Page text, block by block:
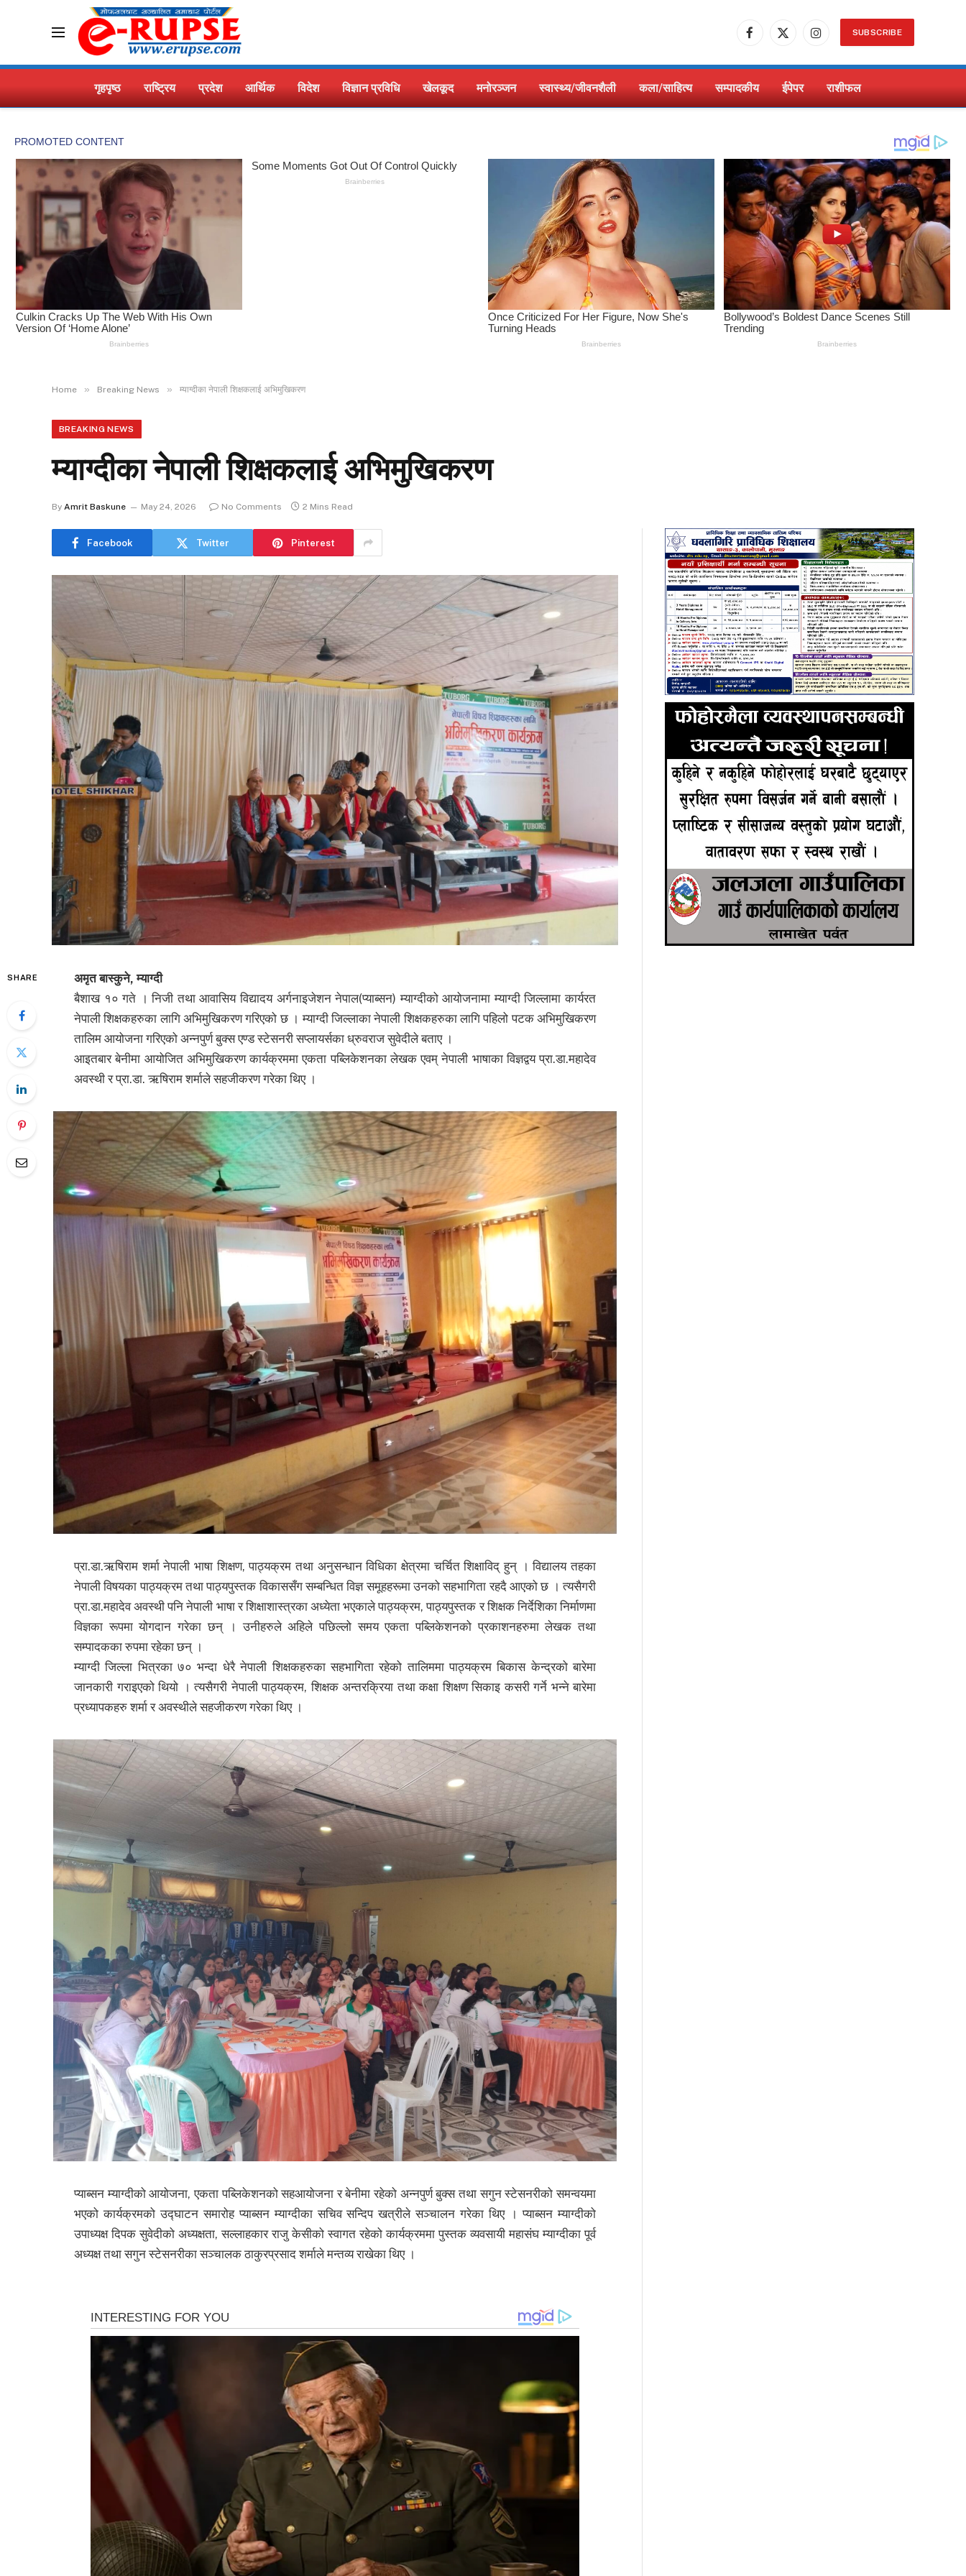
Facebook
X
Instagram
SUBSCRIBE
गृहपृष्ठ राष्ट्रिय प्रदेश आर्थिक विदेश विज्ञान प्रविधि खेलकूद मनोरञ्जन स्वास्थ्य/जीवनशैली कला/साहित्य सम्पादकीय ईपेपर राशीफल
Home » Breaking News » म्याग्दीका नेपाली शिक्षकलाई अभिमुखिकरण
BREAKING NEWS
म्याग्दीका नेपाली शिक्षकलाई अभिमुखिकरण
By Amrit Baskune May 24, 2026 No Comments 2 Mins Read
Facebook Twitter Pinterest
SHARE
अमृत बास्कुने, म्याग्दी
बैशाख १० गते । निजी तथा आवासिय विद्यादय अर्गनाइजेशन नेपाल(प्याब्सन) म्याग्दीको आयोजनामा म्याग्दी जिल्लामा कार्यरत
नेपाली शिक्षकहरुका लागि अभिमुखिकरण गरिएको छ । म्याग्दी जिल्लाका नेपाली शिक्षकहरुका लागि पहिलो पटक अभिमुखिकरण
तालिम आयोजना गरिएको अन्नपुर्ण बुक्स एण्ड स्टेसनरी सप्लायर्सका ध्रुवराज सुवेदीले बताए ।
आइतबार बेनीमा आयोजित अभिमुखिकरण कार्यक्रममा एकता पब्लिकेशनका लेखक एवम् नेपाली भाषाका विज्ञद्वय प्रा.डा.महादेव
अवस्थी र प्रा.डा. ऋषिराम शर्माले सहजीकरण गरेका थिए ।
प्रा.डा.ऋषिराम शर्मा नेपाली भाषा शिक्षण, पाठ्यक्रम तथा अनुसन्धान विधिका क्षेत्रमा चर्चित शिक्षाविद् हुन् । विद्यालय तहका
नेपाली विषयका पाठ्यक्रम तथा पाठ्यपुस्तक विकाससँग सम्बन्धित विज्ञ समूहहरूमा उनको सहभागिता रहदै आएको छ । त्यसैगरी
प्रा.डा.महादेव अवस्थी पनि नेपाली भाषा र शिक्षाशास्त्रका अध्येता भएकाले पाठ्यक्रम, पाठ्यपुस्तक र शिक्षक निर्देशिका निर्माणमा
विज्ञका रूपमा योगदान गरेका छन् । उनीहरुले अहिले पछिल्लो समय एकता पब्लिकेशनको प्रकाशनहरुमा लेखक तथा
सम्पादकका रुपमा रहेका छन् ।
म्याग्दी जिल्ला भित्रका ७० भन्दा धेरै नेपाली शिक्षकहरुका सहभागिता रहेको तालिममा पाठ्यक्रम बिकास केन्द्रको बारेमा
जानकारी गराइएको थियो । त्यसैगरी नेपाली पाठ्यक्रम, शिक्षक अन्तरक्रिया तथा कक्षा शिक्षण सिकाइ कसरी गर्ने भन्ने बारेमा
प्रध्यापकहरु शर्मा र अवस्थीले सहजीकरण गरेका थिए ।
प्याब्सन म्याग्दीको आयोजना, एकता पब्लिकेशनको सहआयोजना र बेनीमा रहेको अन्नपुर्ण बुक्स तथा सगुन स्टेसनरीको समन्वयमा
भएको कार्यक्रमको उद्घाटन समारोह प्याब्सन म्याग्दीका सचिव सन्दिप खत्रीले सञ्चालन गरेका थिए । प्याब्सन म्याग्दीको
उपाध्यक्ष दिपक सुवेदीको अध्यक्षता, सल्लाहकार राजु केसीको स्वागत रहेको कार्यक्रममा पुस्तक व्यवसायी महासंघ म्याग्दीका पूर्व
अध्यक्ष तथा सगुन स्टेसनरीका सञ्चालक ठाकुरप्रसाद शर्माले मन्तव्य राखेका थिए ।